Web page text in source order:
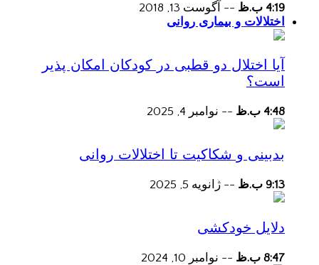
4:19 ب.ظ -- آگوست 13, 2018
اختلالات و بیماری روانی
آیا اختلال دو قطبی در کودکان امکان پذیر
است؟
4:48 ب.ظ -- نوامبر 4, 2025
بدبینی و شکاکیت تا اختلالات روانی
9:13 ب.ظ -- ژانویه 5, 2025
دلایل خودکشی
8:47 ب.ظ -- نوامبر 10, 2024